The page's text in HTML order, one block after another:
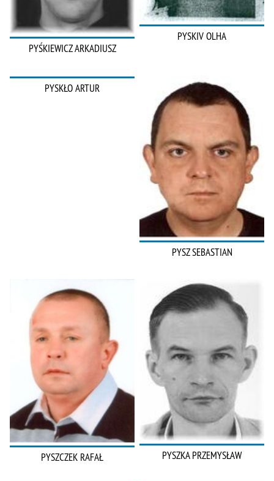
PYŚKIEWICZ ARKADIUSZ
PYSKIV OLHA
PYSKŁO ARTUR
PYSZ SEBASTIAN
PYSZCZEK RAFAŁ PYSZKA PRZEMYSŁAW